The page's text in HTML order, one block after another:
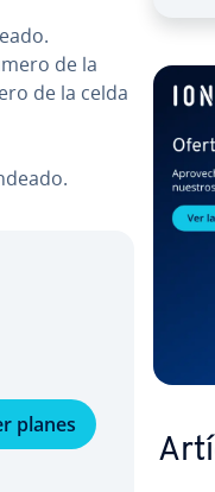
de la
de la celda
planes